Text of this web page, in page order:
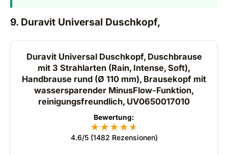
9. Duravit Universal Duschkopf,
Duravit Universal Duschkopf, Duschbrause
mit 3 Strahlarten (Rain, Intense, Soft),
Handbrause rund (Ø 110 mm), Brausekopf mit
wassersparender MinusFlow-Funktion,
reinigungsfreundlich, UV0650017010
Bewertung:
★★★★★
★
4.6/5 (1482 Rezensionen)